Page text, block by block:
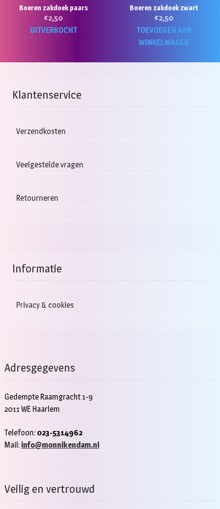
Boeren zakdoek paars
€2,50
UITVERKOCHT
Boeren zakdoek zwart
€2,50
TOEVOEGEN AAN
WINKELWAGEN
Klantenservice
Verzendkosten
Veelgestelde vragen
Retourneren
Informatie
Privacy & cookies
Adresgegevens
Gedempte Raamgracht 1-9
2011 WE Haarlem
Telefoon: 023-5314962
Mail: info@monnikendam.nl
Veilig en vertrouwd